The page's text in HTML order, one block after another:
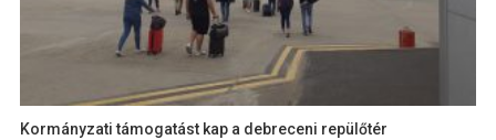
Kormányzati támogatást kap a debreceni repülőtér